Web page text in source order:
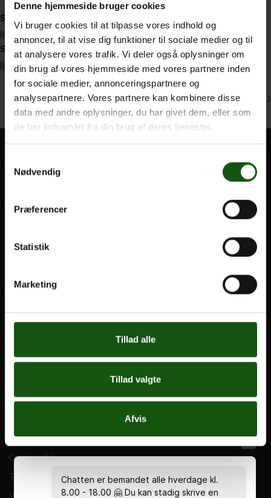
Denne hjemmeside bruger cookies
Vi bruger cookies til at tilpasse vores indhold og
annoncer, til at vise dig funktioner til sociale medier og til
at analysere vores trafik. Vi deler også oplysninger om
din brug af vores hjemmeside med vores partnere inden
for sociale medier, annonceringspartnere og
analysepartnere. Vores partnere kan kombinere disse
data med andre oplysninger, du har givet dem, eller som
de har indsamlet fra din brug af deres tjenester.
Nødvendig
Præferencer
Statistik
Marketing
Tillad alle
Tillad valgte
Afvis
Start:
januar 5 @ 0:00
Slut:
januar 8 @ 0:00
Juleferie SRO: Studiedag (2g)
BLIV ELEV
Til forældre
VORES UDDANNELSER
HF
Kontakt
Ferieplan
Tal og Oplysninger
Cookiepolitik
TilgængelighedserklæringChatten er bemandet alle hverdage kl.
8.00 - 18.00 🤗 Du kan stadig skrive en